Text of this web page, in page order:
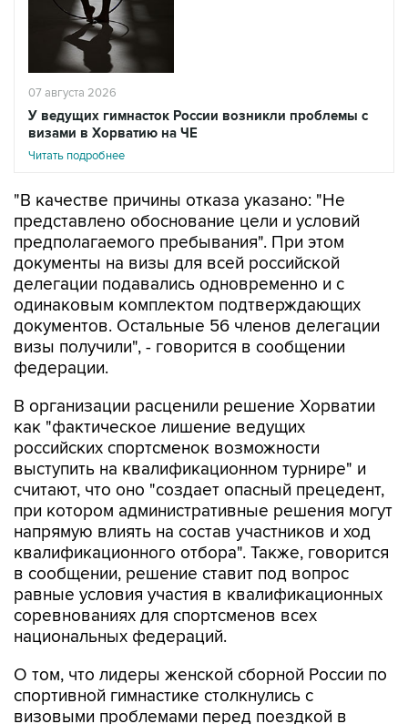
07 августа 2026
У ведущих гимнасток России возникли проблемы с
визами в Хорватию на ЧЕ
Читать подробнее
"В качестве причины отказа указано: "Не
предполагаемого пребывания". При этом
документы на визы для всей российской
делегации подавались одновременно и с
одинаковым комплектом подтверждающих
документов. Остальные 56 членов делегации
визы получили", - говорится в сообщении
федерации.
В организации расценили решение Хорватии
российских спортсменок возможности
выступить на квалификационном турнире" и
считают, что оно "создает опасный прецедент,
при котором административные решения могут
напрямую влиять на состав участников и ход
квалификационного отбора". Также, говорится
в сообщении, решение ставит под вопрос
равные условия участия в квалификационных
соревнованиях для спортсменов всех
национальных федераций.
О том, что лидеры женской сборной России по
визовыми проблемами перед поездкой в
Хорватию, сообщалось ранее.